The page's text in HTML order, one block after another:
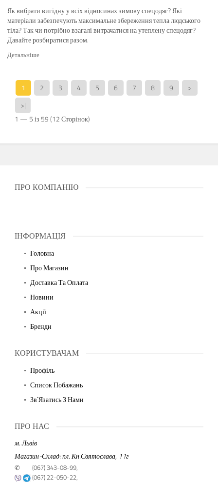
Як вибрати вигідну у всіх відносинах зимову спецодяг? Які
матеріали забезпечують максимальне збереження тепла людського
тіла? Так чи потрібно взагалі витрачатися на утеплену спецодяг?
Давайте розбиратися разом.
Детальніше
1 2 3 4 5 6 7 8 9
>
>|
1 — 5 із 59 (12 Сторінок)
ПРО КОМПАНІЮ
ІНФОРМАЦІЯ
Головна
Про Магазин
Доставка Та Оплата
Новини
Акції
Бренди
КОРИСТУВАЧАМ
Профіль
Список Побажань
Зв`язатись З Нами
ПРО НАС
м. Львів
Магазин-Склад: пл. Кн.Святослава, 11г
✆
(067) 343-08-99,
(067) 22-050-22,